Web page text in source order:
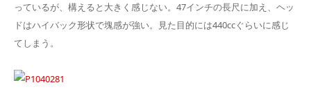
っているが、構えると大きく感じない。47インチの長尺に加え、ヘッ
ドはハイバック形状で塊感が強い。見た目的には440ccぐらいに感じ
てしまう。